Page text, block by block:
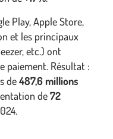
Play, Apple Store,
et les principaux
etc.) ont
paiement. Résultat :
de487,6 millions
de72